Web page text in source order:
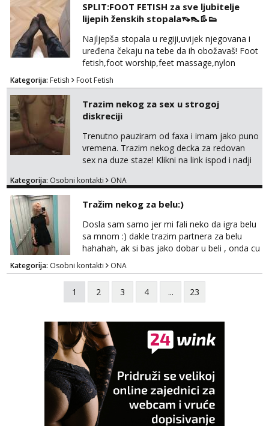
dostupna radnim danom (vikendi i noći su za
obitelj) - vodiš brigu o zdravlju i koristiš
zaštitu Ne javljajte se: - debele - frajeri i
paro...
SPLIT:FOOT FETISH za sve ljubitelje
lijepih ženskih stopala👡👠👢👟
Najljepša stopala u regiji,uvijek njegovana i
uređena čekaju na tebe da ih obožavaš! Foot
fetish,foot worship,feet massage,nylon
fetish,trampling... Ponedjeljak-subota:15-
20.30h. Samo za istinske obožavatelje ovog
fetisha,isključivo POZIV. Sex i sl.ISKLJUČENO!
Kategorija: Fetish Foot Fetish
Trazim nekog za sex u strogoj
diskreciji
Trenutno pauziram od faxa i imam jako puno
vremena. Trazim nekog decka za redovan
sex na duze staze! Klikni na link ispod i nadji
Kategorija: Osobni kontakti ONA
Tražim nekog za belu:)
Dosla sam samo jer mi fali neko da igra belu
sa mnom :) dakle trazim partnera za belu
hahahah, ak si bas jako dobar u beli , onda cu
razmislit za dalje Klikni na link ispod i nadji me
tamo, cekam te!
Kategorija: Osobni kontakti ONA
1 2 3 4 ... 23